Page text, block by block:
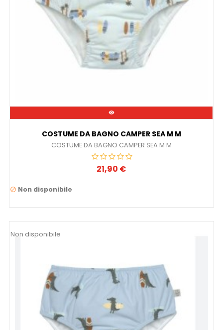

COSTUME DA BAGNO CAMPER SEA M M
COSTUME DA BAGNO CAMPER SEA M M
Prezzo
21,90 €
 Non disponibile
Non disponibile